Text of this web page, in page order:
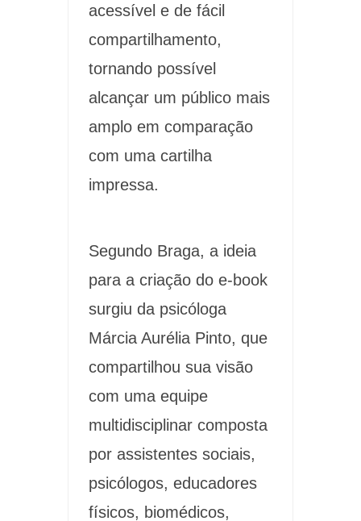
acessível e de fácil
compartilhamento,
tornando possível
alcançar um público mais
amplo em comparação
com uma cartilha
impressa.
Segundo Braga, a ideia
para a criação do e-book
surgiu da psicóloga
Márcia Aurélia Pinto, que
compartilhou sua visão
com uma equipe
multidisciplinar composta
por assistentes sociais,
psicólogos, educadores
físicos, biomédicos,